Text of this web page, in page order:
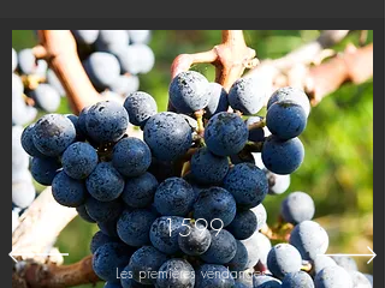
1599
Les premières vendanges